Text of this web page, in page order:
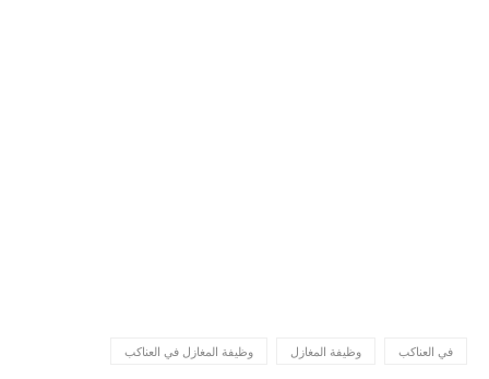
في العناكب وظيفة المغازل وظيفة المغازل في العناكب